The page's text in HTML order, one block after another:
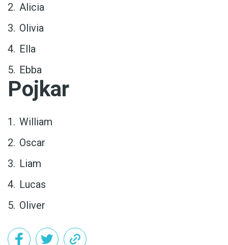
Alicia
Olivia
Ella
Ebba
Pojkar
William
Oscar
Liam
Lucas
Oliver